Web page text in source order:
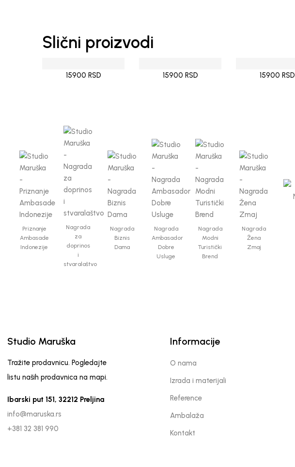
Slični proizvodi
15900 RSD 15900 RSD 15900 RSD
Priznanje
Ambasade
Indonezije
Nagrada
za
doprinos
i
stvaralaštvo
Nagrada
Biznis
Dama
Nagrada
Ambasador
Dobre
Usluge
Nagrada
Modni
Turistički
Brend
Nagrada
Žena
Zmaj
Studio Maruška
Tražite prodavnicu. Pogledajte
listu naših prodavnica na mapi.
Ibarski put 151, 32212 Preljina
info@maruska.rs
+381 32 381 990
Informacije
O nama
Izrada i materijali
Reference
Ambalaža
Kontakt